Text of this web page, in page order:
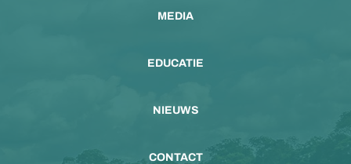
MEDIA
EDUCATIE
NIEUWS
CONTACT